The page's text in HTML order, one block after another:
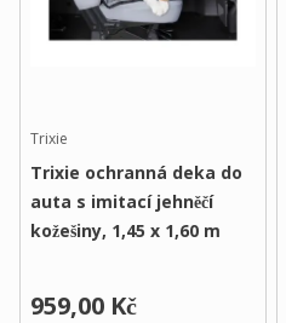
Trixie
Trixie ochranná deka do
auta s imitací jehněčí
kožešiny, 1,45 x 1,60 m
959,00 Kč